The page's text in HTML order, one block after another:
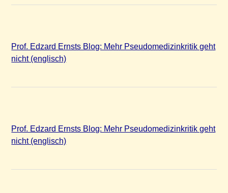
Prof. Edzard Ernsts Blog: Mehr Pseudomedizinkritik geht
nicht (englisch)
Prof. Edzard Ernsts Blog: Mehr Pseudomedizinkritik geht
nicht (englisch)